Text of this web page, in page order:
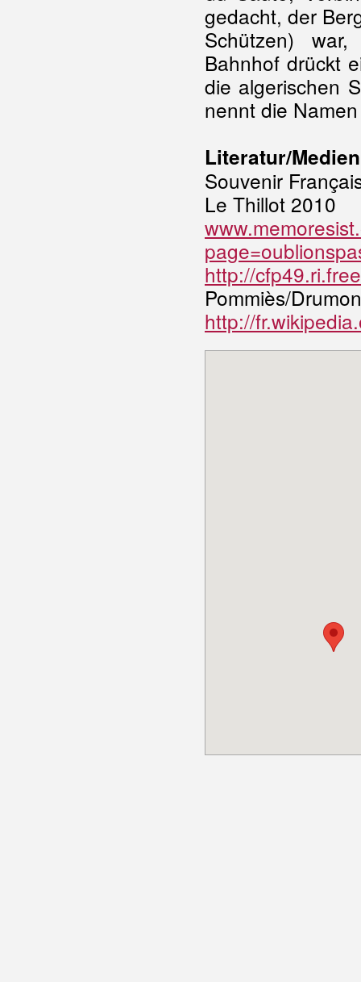
gedacht, der
Schützen)
Bahnhof drückt
die algerischen
nennt die
Literatur/Medien
Souvenir
Le Thillot 2010
http://
Pommiès/
http://